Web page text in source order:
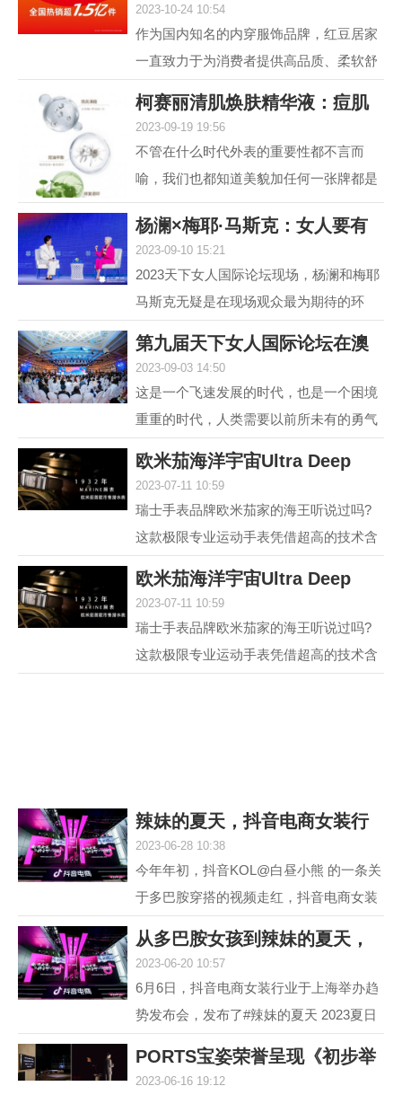
2023-10-24 10:54
作为国内知名的内穿服饰品牌，红豆居家
一直致力于为消费者提供高品质、柔软舒
作为红豆居家的核心...
柯赛丽清肌焕肤精华液：痘肌
2023-09-19 19:56
不管在什么时代外表的重要性都不言而
喻，我们也都知道美貌加任何一张牌都是
王炸，但很多人却因为脸上的痘痘或痘印
而封印了颜值，在变美...
杨澜×梅耶·马斯克：女人要有
2023-09-10 15:21
2023天下女人国际论坛现场，杨澜和梅耶
马斯克无疑是在现场观众最为期待的环
传奇人生的优秀女性，...
第九届天下女人国际论坛在澳
2023-09-03 14:50
这是一个飞速发展的时代，也是一个困境
重重的时代，人类需要以前所未有的勇气
不可或缺的组成部分...
欧米茄海洋宇宙Ultra Deep
2023-07-11 10:59
瑞士手表品牌欧米茄家的海王听说过吗?
这款极限专业运动手表凭借超高的技术含
议，它就是欧米茄海...
欧米茄海洋宇宙Ultra Deep
2023-07-11 10:59
瑞士手表品牌欧米茄家的海王听说过吗?
这款极限专业运动手表凭借超高的技术含
辣妹的夏天，抖音电商女装行
2023-06-28 10:38
今年年初，抖音KOL@白昼小熊 的一条关
于多巴胺穿搭的视频走红，抖音电商女装
最终，#多巴胺女孩 ...
从多巴胺女孩到辣妹的夏天，
2023-06-20 10:57
6月6日，抖音电商女装行业于上海举办趋
势发布会，发布了#辣妹的夏天 2023夏日
计，截至目前，#辣...
PORTS宝姿荣誉呈现《初步举
2023-06-16 19:12